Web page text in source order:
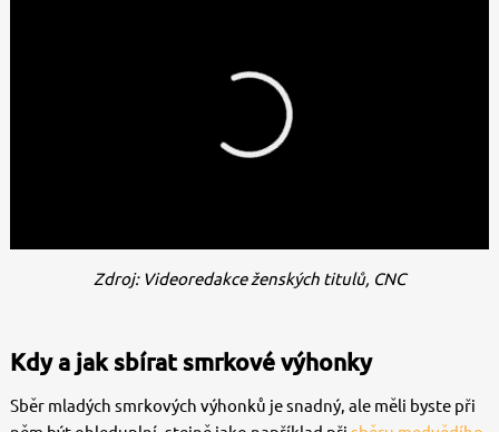
Zdroj: Videoredakce ženských titulů, CNC
Kdy a jak sbírat smrkové výhonky
Sběr mladých smrkových výhonků je snadný, ale měli byste při